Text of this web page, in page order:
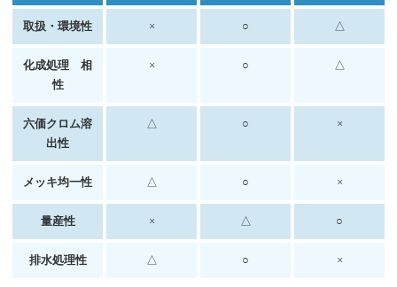
取扱・環境性 × ○ △
化成処理 相
性
× ○ △
六価クロム溶
出性
△ ○ ×
メッキ均一性 △ ○ ×
量産性 × △ ○
排水処理性 △ ○ ×